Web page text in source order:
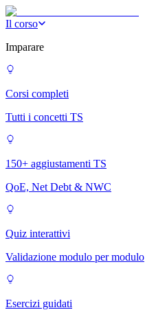
Il corso
Imparare
Corsi completi
Tutti i concetti TS
150+ aggiustamenti TS
QoE, Net Debt & NWC
Quiz interattivi
Validazione modulo per modulo
Esercizi guidati